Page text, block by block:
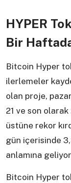
HYPER
Bir
Bitcoin Hyper
ilerlemeler
olan proje,
21 ve son
üstüne rekor
gün içerisinde
anlamına
Bitcoin Hyper